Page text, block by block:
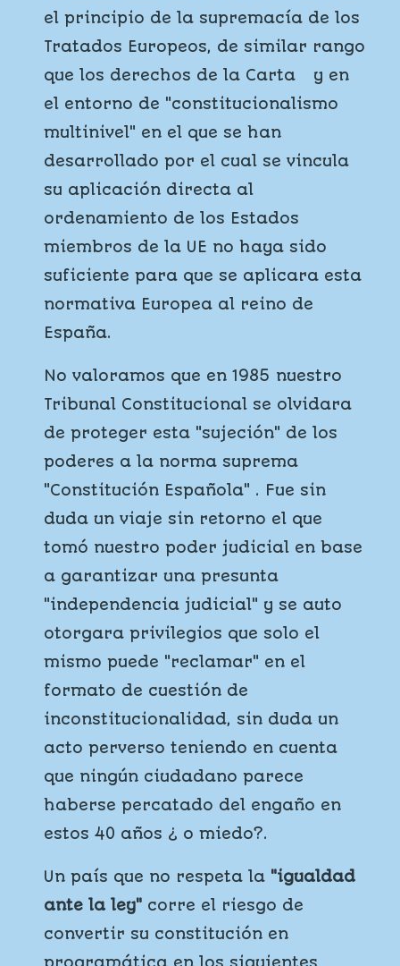
el principio de la supremacía de los
Tratados Europeos, de similar rango
que los derechos de la Carta y en
el entorno de "constitucionalismo
multinivel" en el que se han
desarrollado por el cual se vincula
su aplicación directa al
ordenamiento de los Estados
miembros de la UE no haya sido
suficiente para que se aplicara esta
normativa Europea al reino de
España.
No valoramos que en 1985 nuestro
Tribunal Constitucional se olvidara
de proteger esta "sujeción" de los
poderes a la norma suprema
"Constitución Española" . Fue sin
duda un viaje sin retorno el que
tomó nuestro poder judicial en base
a garantizar una presunta
"independencia judicial" y se auto
otorgara privilegios que solo el
mismo puede "reclamar" en el
formato de cuestión de
inconstitucionalidad, sin duda un
acto perverso teniendo en cuenta
que ningún ciudadano parece
haberse percatado del engaño en
estos 40 años ¿ o miedo?.
Un país que no respeta la "igualdad
ante la ley" corre el riesgo de
convertir su constitución en